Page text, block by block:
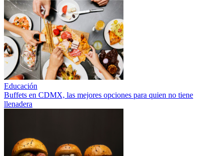
Educación
Buffets en CDMX, las mejores opciones para quien no tiene
llenadera